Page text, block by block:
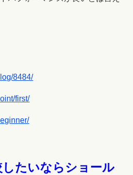
8484/
first/
たいならショール